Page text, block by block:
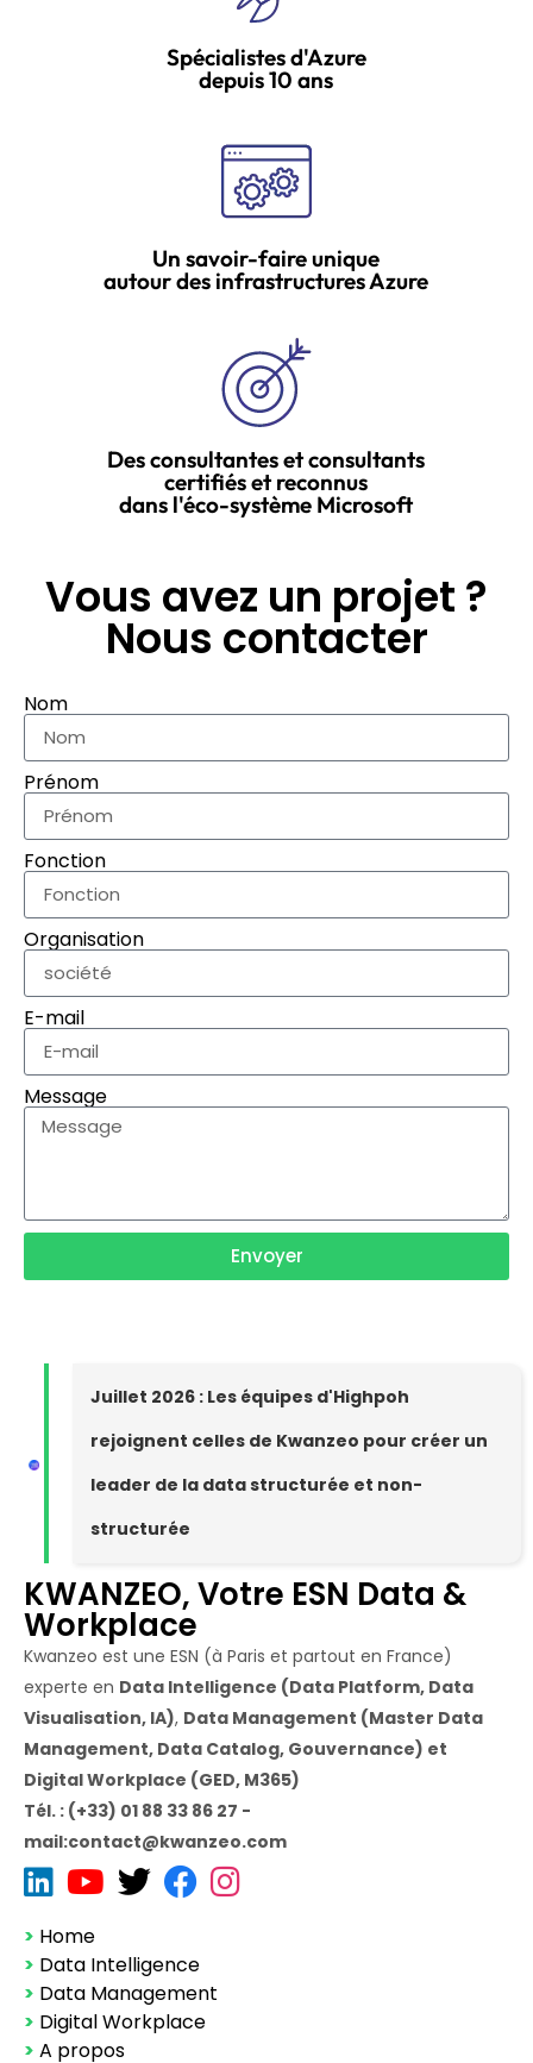
Spécialistes d'Azure
depuis 10 ans
Un savoir-faire unique
autour des infrastructures Azure
Des consultantes et consultants
certifiés et reconnus
dans l'éco-système Microsoft
Vous avez un projet ?
Nous contacter
Nom
Prénom
Fonction
Organisation
E-mail
Message
Envoyer
Juillet 2026 : Les équipes d'Highpoh
rejoignent celles de Kwanzeo pour créer un
leader de la data structurée et non-
structurée
KWANZEO, Votre ESN Data &
Workplace
Kwanzeo est une ESN (à Paris et partout en France)
experte en Data Intelligence (Data Platform, Data
Visualisation, IA), Data Management (Master Data
Management, Data Catalog, Gouvernance) et
Digital Workplace (GED, M365)
Tél. : (+33) 01 88 33 86 27 -
mail:contact@kwanzeo.com
> Home
> Data Intelligence
> Data Management
> Digital Workplace
> A propos